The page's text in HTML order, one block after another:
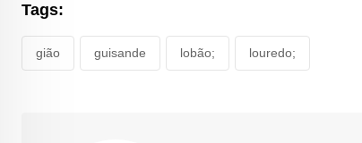
Tags:
gião guisande lobão; louredo;